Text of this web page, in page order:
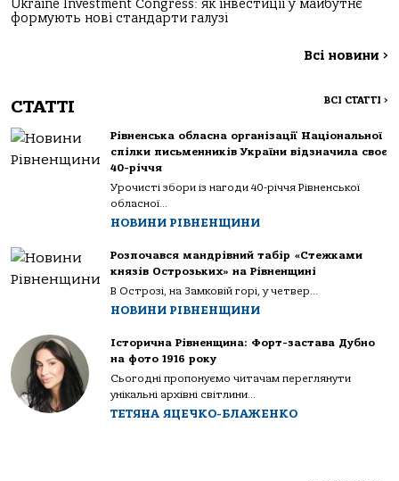
Ukraine Investment Congress: як інвестиції у майбутнє
формують нові стандарти галузі
Всі новини >
СТАТТІ ВСІ СТАТТІ >
Рівненська обласна організації Національної
спілки письменників України відзначила своє
40-річчя
Урочисті збори із нагоди 40-річчя Рівненської
обласної...
НОВИНИ РІВНЕНЩИНИ
Розпочався мандрівний табір «Стежками
князів Острозьких» на Рівненщині
В Острозі, на Замковій горі, у четвер...
НОВИНИ РІВНЕНЩИНИ
Історична Рівненщина: Форт-застава Дубно
на фото 1916 року
Сьогодні пропонуємо читачам переглянути
унікальні архівні світлини...
ТЕТЯНА ЯЦЕЧКО-БЛАЖЕНКО